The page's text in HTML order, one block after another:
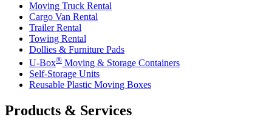
Moving Truck Rental
Cargo Van Rental
Trailer Rental
Towing Rental
Dollies & Furniture Pads
U-Box® Moving & Storage Containers
Self-Storage Units
Reusable Plastic Moving Boxes
Products & Services